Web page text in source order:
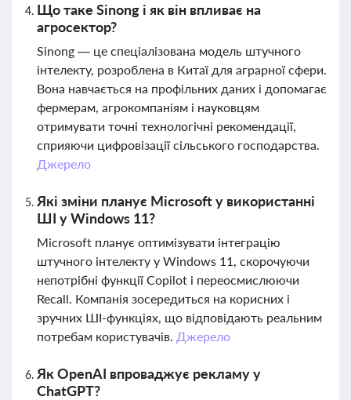
Що таке Sinong і як він впливає на
агросектор?
Sinong — це спеціалізована модель штучного
інтелекту, розроблена в Китаї для аграрної сфери.
Вона навчається на профільних даних і допомагає
фермерам, агрокомпаніям і науковцям
отримувати точні технологічні рекомендації,
сприяючи цифровізації сільського господарства.
Джерело
Які зміни планує Microsoft у використанні
ШІ у Windows 11?
Microsoft планує оптимізувати інтеграцію
штучного інтелекту у Windows 11, скорочуючи
непотрібні функції Copilot і переосмислюючи
Recall. Компанія зосередиться на корисних і
зручних ШІ-функціях, що відповідають реальним
потребам користувачів. Джерело
Як OpenAI впроваджує рекламу у
ChatGPT?